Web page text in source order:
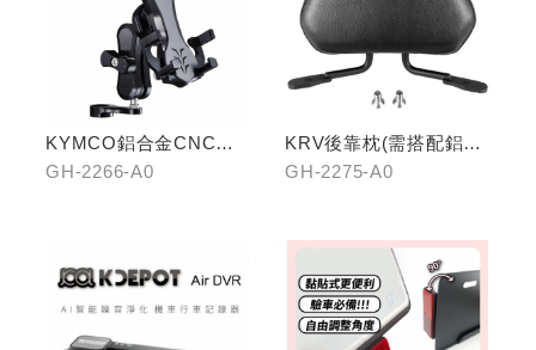
KYMCO鋁合金CNC減
震手機架
GH-2266-A0
KRV後靠枕(需搭配鋁合
金扶手)
GH-2275-A0